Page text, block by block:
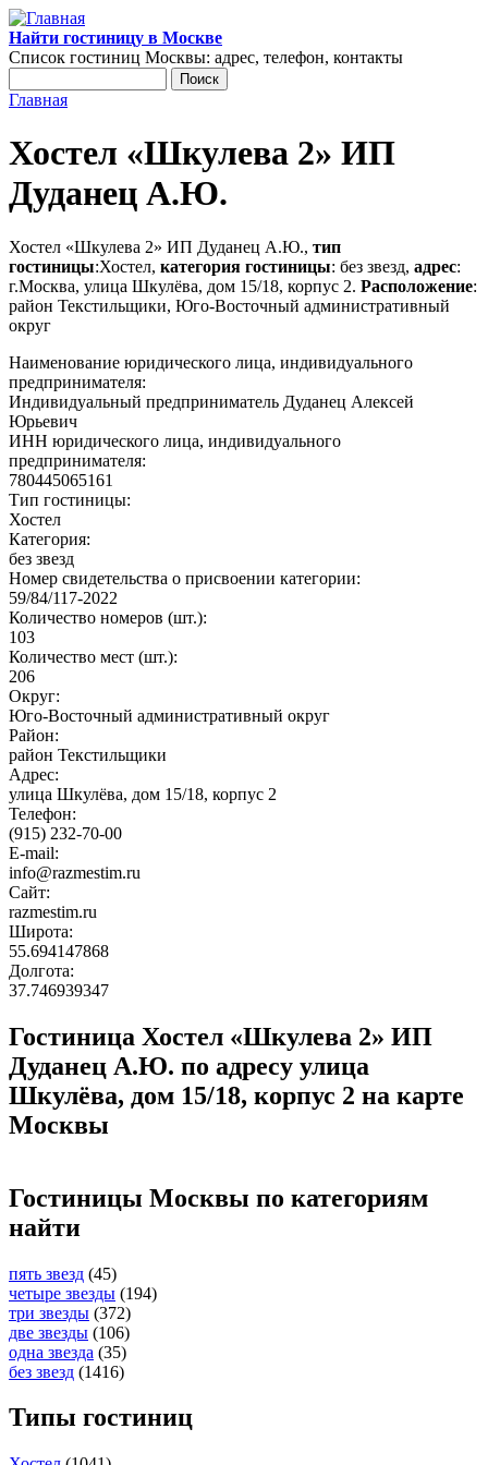
Перейти к основному содержанию
Найти гостиницу в Москве
Список гостиниц Москвы: адрес, телефон, контакты
Форма поиска
Главная
Хостел «Шкулева 2» ИП
Дуданец А.Ю.
Хостел «Шкулева 2» ИП Дуданец А.Ю., тип
гостиницы:Хостел, категория гостиницы: без звезд, адрес:
г.Москва, улица Шкулёва, дом 15/18, корпус 2. Расположение:
район Текстильщики, Юго-Восточный административный
округ
Наименование юридического лица, индивидуального
предпринимателя:
Индивидуальный предприниматель Дуданец Алексей
Юрьевич
ИНН юридического лица, индивидуального
предпринимателя:
780445065161
Тип гостиницы:
Хостел
Категория:
без звезд
Номер свидетельства о присвоении категории:
59/84/117-2022
Количество номеров (шт.):
103
Количество мест (шт.):
206
Округ:
Юго-Восточный административный округ
Район:
район Текстильщики
Адрес:
улица Шкулёва, дом 15/18, корпус 2
Телефон:
(915) 232-70-00
E-mail:
info@razmestim.ru
Сайт:
razmestim.ru
Широта:
55.694147868
Долгота:
37.746939347
Гостиница Хостел «Шкулева 2» ИП
Дуданец А.Ю. по адресу улица
Шкулёва, дом 15/18, корпус 2 на карте
Москвы
Гостиницы Москвы по категориям
найти
пять звезд (45)
четыре звезды (194)
три звезды (372)
две звезды (106)
одна звезда (35)
без звезд (1416)
Типы гостиниц